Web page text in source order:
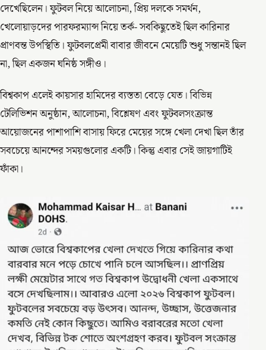
দেখেছিলেন। ফুটবল নিয়ে আলোচনা, প্রিয় দলকে সমর্থন,
খেলোয়াড়দের পারফরম্যান্স নিয়ে তর্ক- সবকিছুতেই ছিল কারিনার
প্রাণবন্ত উপস্থিতি। ফুটবলপ্রেমী বাবার জীবনে মেয়েটি শুধু সন্তানই ছিল
না, ছিল একজন ঘনিষ্ঠ সঙ্গীও।
বিশ্বকাপ এলেই কায়সার হামিদের ব্যস্ততা বেড়ে যেত। বিভিন্ন
টেলিভিশন অনুষ্ঠান, আলোচনা, বিশ্লেষণ এবং ফুটবলসংক্রান্ত
আয়োজনের পাশাপাশি বাসায় ফিরে মেয়ের সঙ্গে খেলা দেখা ছিল তাঁর
সবচেয়ে আনন্দের সময়গুলোর একটি। কিন্তু এবার সেই জায়গাটিই
ফাঁকা।